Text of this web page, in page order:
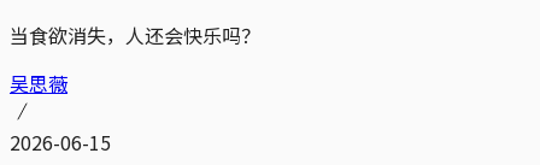
当食欲消失，人还会快乐吗？
吴思薇
2026-06-15